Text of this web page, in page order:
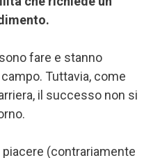
fare e stanno
Tuttavia, come
il successo non si
piacere (contrariamente